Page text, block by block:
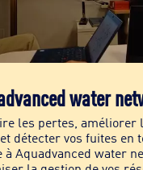
water
les pertes, améliorer
détecter vos fuites en
à Aquadvanced water